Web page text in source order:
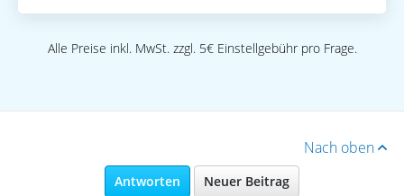
Alle Preise inkl. MwSt. zzgl. 5€ Einstellgebühr pro Frage.
Nach oben
Antworten Neuer Beitrag